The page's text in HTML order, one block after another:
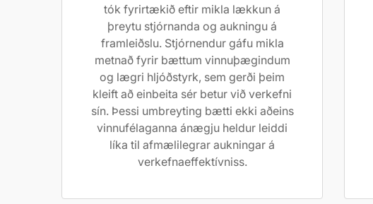
tók fyrirtækið eftir mikla lækkun á
þreytu stjórnanda og aukningu á
framleiðslu. Stjórnendur gáfu mikla
metnað fyrir bættum vinnuþægindum
og lægri hljóðstyrk, sem gerði þeim
kleift að einbeita sér betur við verkefni
sín. Þessi umbreyting bætti ekki aðeins
vinnufélaganna ánægju heldur leiddi
líka til afmælilegrar aukningar á
verkefnaeffektívniss.